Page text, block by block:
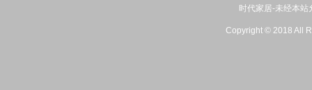
时代家居-未经本
Copyright © 2018 All